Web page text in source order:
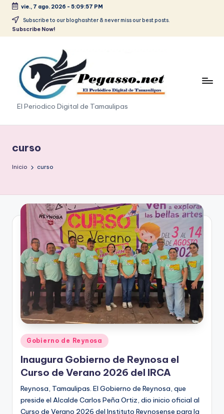
Saltar
vie., 7 ago. 2026 - 5:09:58 PM
Subscribe to our bloghashter & never miss our best posts.
Subscribe Now!
p
e
s
.
e
s
s
El Periodico Digital de Tamaulipas
curso
Inicio curso
Publicado
en
Gobierno de Reynosa
Inaugura Gobierno de Reynosa el
Curso de Verano 2026 del IRCA
Reynosa, Tamaulipas. El Gobierno de Reynosa, que
preside el Alcalde Carlos Peña Ortiz, dio inicio oficial al
Curso de Verano 2026 del Instituto Reynosense para la